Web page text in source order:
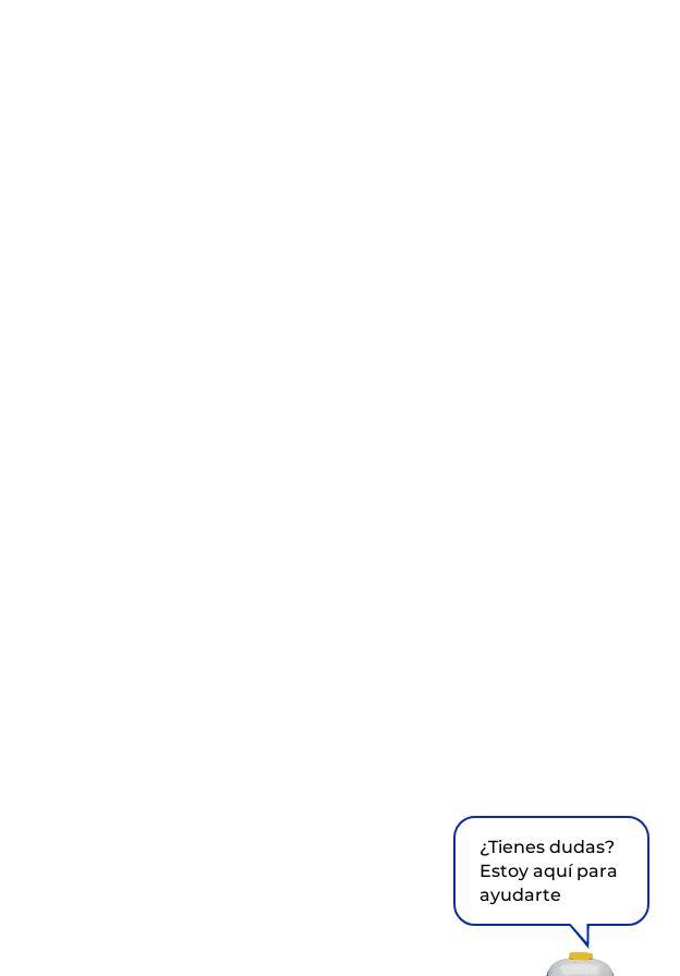
¿Tienes dudas?
Estoy aquí para
ayudarte